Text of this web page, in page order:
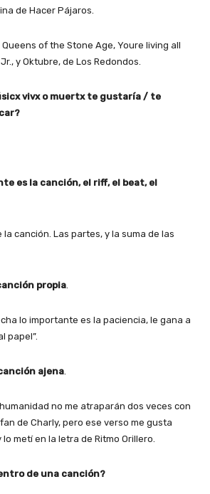
de Hacer Pájaros.
of the Stone Age, Youre living all
y Oktubre, de Los Redondos.
vivx o muertx te gustaría / te
la canción, el riff, el beat, el
la canción. Las partes, y la suma de las
propia
lo importante es la paciencia, le gana a
papel”.
ajena
no me atraparán dos veces con
de Charly, pero ese verso me gusta
metí en la letra de Ritmo Orillero.
de una canción?